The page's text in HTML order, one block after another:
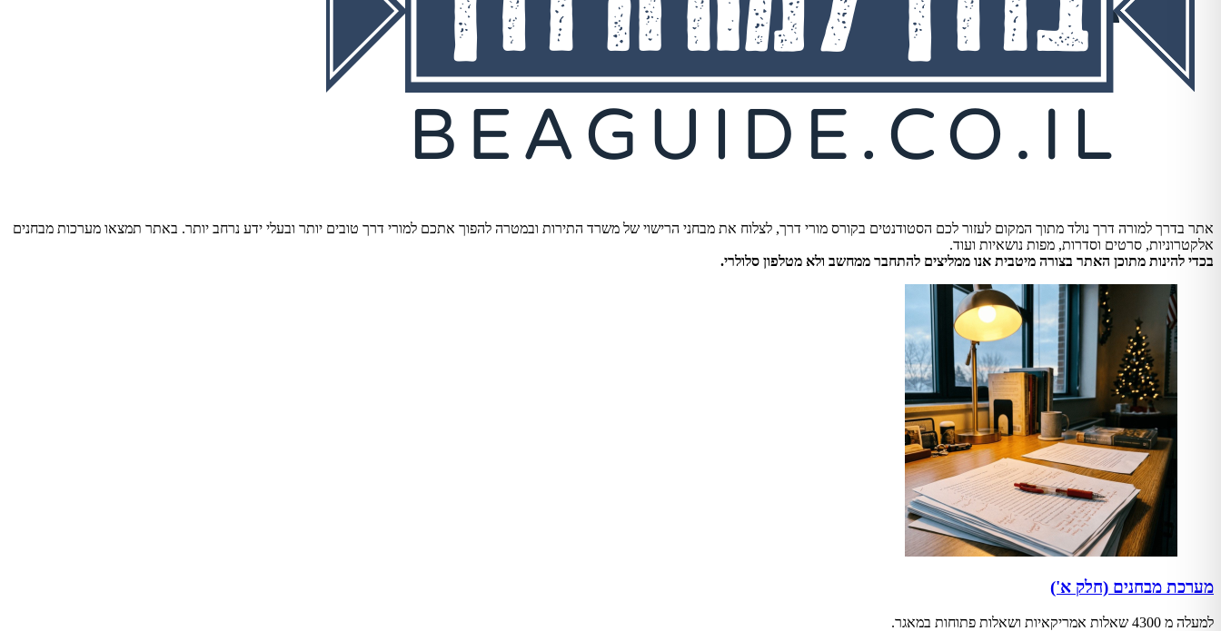
אתר בדרך למורה דרך נולד מתוך המקום לעזור לכם הסטודנטים בקורס מורי דרך, לצלוח את מבחני הרישוי של משרד התירות ובמטרה להפוך אתכם למורי דרך טובים יותר ובעלי ידע נרחב יותר. באתר תמצאו מערכות מבחנים
אלקטרוניות, סרטים וסדרות, מפות נושאיות ועוד.
בכדי להינות מתוכן האתר בצורה מיטבית אנו ממליצים להתחבר ממחשב ולא מטלפון סלולרי.
מערכת מבחנים (חלק א')
למעלה מ 4300 שאלות אמריקאיות ושאלות פתוחות במאגר.